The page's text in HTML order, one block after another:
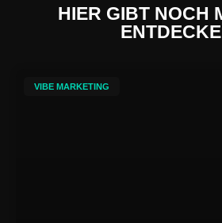
HIER GIBT NOCH
VIBE MARKETING